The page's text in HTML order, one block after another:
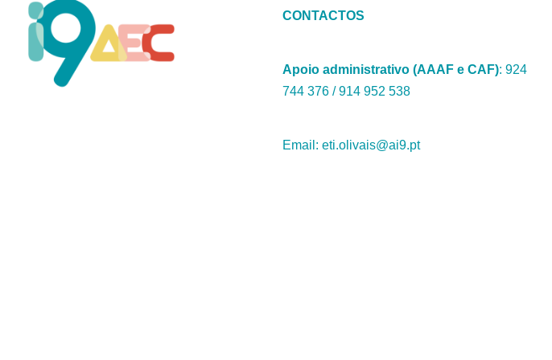
CONTACTOS
Apoio administrativo (AAAF e CAF): 924
744 376 / ‭914 952 538‬
Email: eti.olivais@ai9.pt